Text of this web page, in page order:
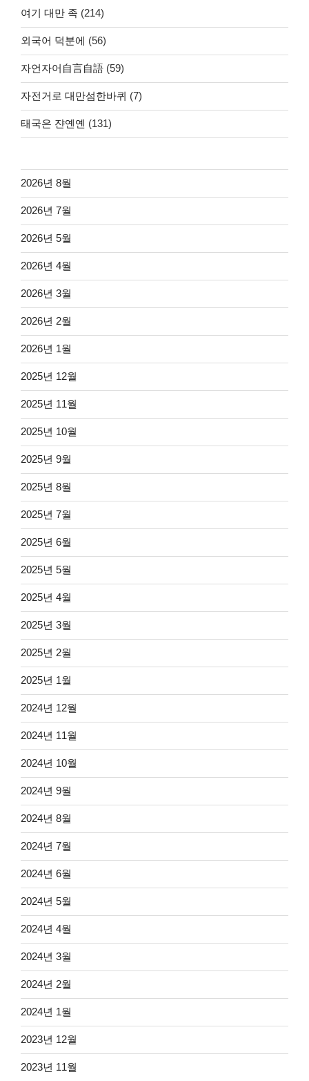
여기 대만 족 (214)
외국어 덕분에 (56)
자언자어自言自語 (59)
자전거로 대만섬한바퀴 (7)
태국은 쟌옌옌 (131)
2026년 8월
2026년 7월
2026년 5월
2026년 4월
2026년 3월
2026년 2월
2026년 1월
2025년 12월
2025년 11월
2025년 10월
2025년 9월
2025년 8월
2025년 7월
2025년 6월
2025년 5월
2025년 4월
2025년 3월
2025년 2월
2025년 1월
2024년 12월
2024년 11월
2024년 10월
2024년 9월
2024년 8월
2024년 7월
2024년 6월
2024년 5월
2024년 4월
2024년 3월
2024년 2월
2024년 1월
2023년 12월
2023년 11월